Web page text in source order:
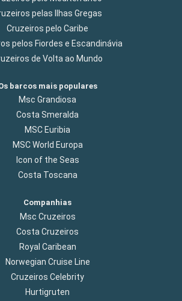
pelas Ilhas Gregas
Cruzeiros pelo Caribe
pelos Fiordes e Escandinávia
de Volta ao Mundo
barcos mais populares
Msc Grandiosa
Costa Smeralda
MSC Euribia
MSC World Europa
Icon of the Seas
Costa Toscana
Companhias
Msc Cruzeiros
Costa Cruzeiros
Royal Caribean
Norwegian Cruise Line
Cruzeiros Celebrity
Hurtigruten